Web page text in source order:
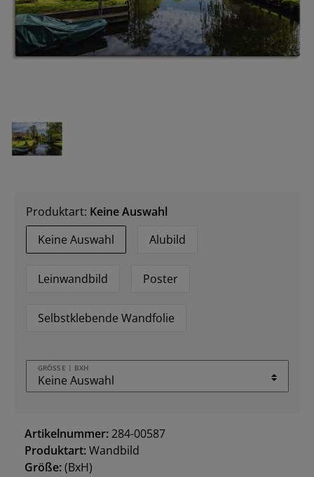
Produktart: Keine Auswahl
Keine Auswahl
Alubild
Leinwandbild Poster
Selbstklebende Wandfolie
GRÖSSE | BXH
Artikelnummer:284-00587
Produktart:Wandbild
Größe:(BxH)